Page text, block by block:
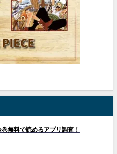
無料で読めるアプリ調査！